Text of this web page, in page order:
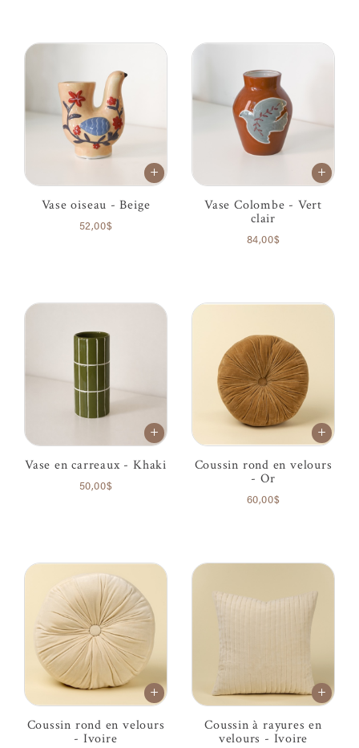
Vase oiseau - Beige
52,00$
Vase Colombe - Vert
clair
84,00$
Vase en carreaux - Khaki
50,00$
Coussin rond en velours
- Or
60,00$
Coussin rond en velours
- Ivoire
Coussin à rayures en
velours - Ivoire